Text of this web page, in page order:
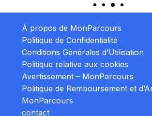
À propos de MonParcours
Politique de Confidentialité
Conditions Générales d’Utilisation
Politique relative aux cookies
Avertissement – MonParcours
Politique de Remboursement et
MonParcours
contact